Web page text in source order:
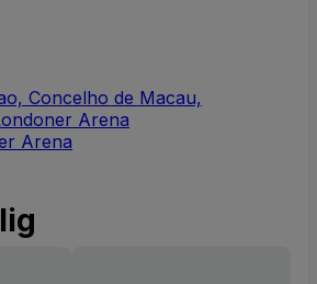
Concelho de Macau,
Arena
Arena